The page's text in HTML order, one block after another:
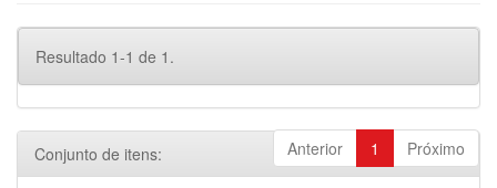
Resultado 1-1 de 1.
Anterior 1 Próximo
Conjunto de itens: